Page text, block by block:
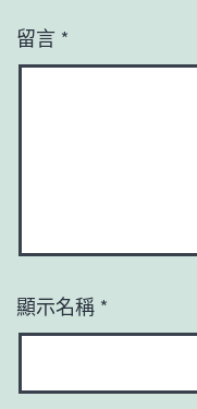
留言 *
顯示名稱 *